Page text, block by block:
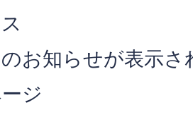
お知らせが表示さ
ジ